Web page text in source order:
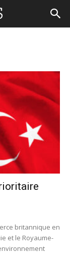
britannique en
et le Royaume-